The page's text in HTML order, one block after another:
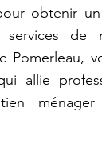
obtenir
de
Pomerleau,
allie